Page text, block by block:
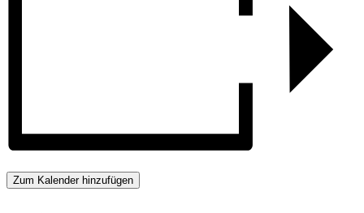
Zum Kalender hinzufügen